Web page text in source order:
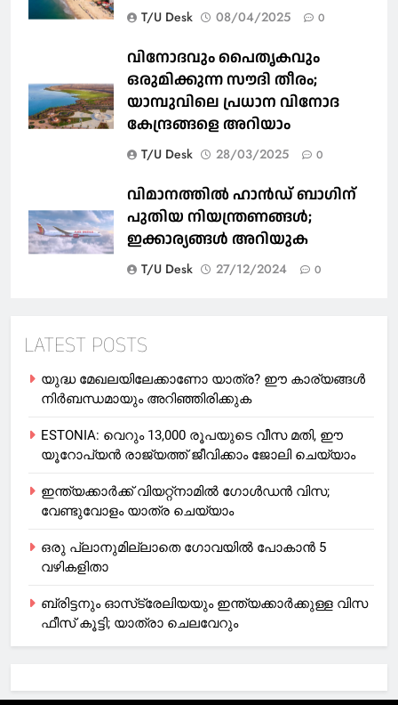
T/U Desk 08/04/2025 0
വിനോദവും പൈതൃകവും
ഒരുമിക്കുന്ന സൗദി തീരം;
യാമ്പുവിലെ പ്രധാന വിനോദ
കേന്ദ്രങ്ങളെ അറിയാം
T/U Desk 28/03/2025 0
വിമാനത്തിൽ ഹാൻഡ് ബാഗിന്
പുതിയ നിയന്ത്രണങ്ങൾ;
ഇക്കാര്യങ്ങൾ അറിയുക
T/U Desk 27/12/2024 0
LATEST POSTS
യുദ്ധ മേഖലയിലേക്കാണോ യാത്ര? ഈ കാര്യങ്ങള്‍
നിര്‍ബന്ധമായും അറിഞ്ഞിരിക്കുക
ESTONIA: വെറും 13,000 രൂപയുടെ വീസ മതി, ഈ
യൂറോപ്യന്‍ രാജ്യത്ത് ജീവിക്കാം ജോലി ചെയ്യാം
ഇന്ത്യക്കാർക്ക് വിയറ്റ്‌നാമില്‍ ഗോള്‍ഡന്‍ വിസ;
വേണ്ടുവോളം യാത്ര ചെയ്യാം
ഒരു പ്ലാനുമില്ലാതെ ഗോവയില്‍ പോകാൻ 5
വഴികളിതാ
ബ്രിട്ടനും ഓസ്‌ട്രേലിയയും ഇന്ത്യക്കാര്‍ക്കുള്ള വിസ
ഫീസ് കൂട്ടി; യാത്രാ ചെലവേറും